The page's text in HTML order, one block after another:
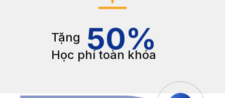
Tặng
Học phí toàn khóa
50%